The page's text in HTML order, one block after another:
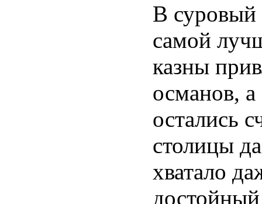
В суровый
самой
казны
османов,
остались
столицы
хватало